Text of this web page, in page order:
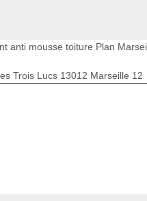
anti mousse toiture Plan
Trois Lucs 13012 Marseille 12